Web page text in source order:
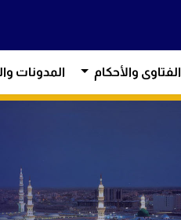
الفتاوى والأحكام المدونات